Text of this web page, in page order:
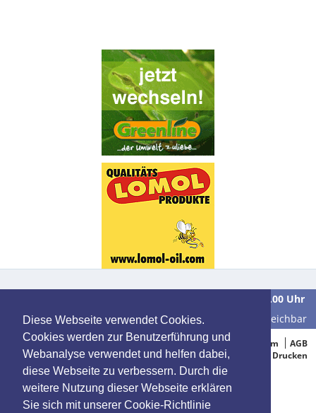
Diese Webseite verwendet Cookies.
Cookies werden zur Benutzerführung und
Webanalyse verwendet und helfen dabei,
diese Webseite zu verbessern. Durch die
weitere Nutzung dieser Webseite erklären
Sie sich mit unserer Cookie-Richtlinie
9.00 bis 16.00 Uhr
unter der Telefonnummer0 39 28 / 70 37 90 für Sie erreichbar
© 2005-2015 Oelbestellung.de Impressum
AGB
Datenschutz
Drucken